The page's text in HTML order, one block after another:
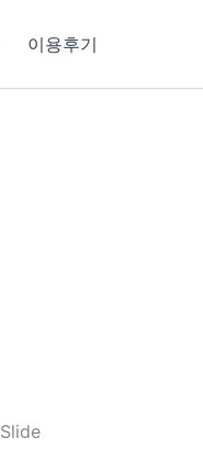
이용후기
Slide